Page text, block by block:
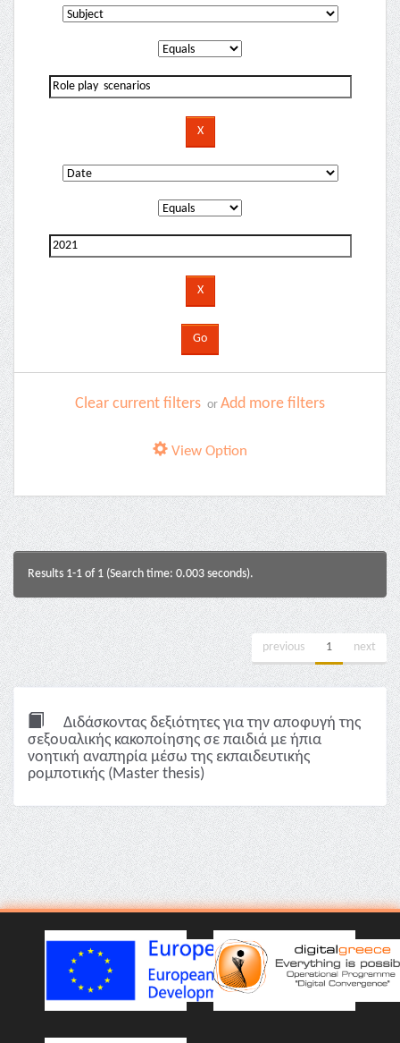
Clear current filters or Add more filters
View Option
Results 1-1 of 1 (Search time: 0.003 seconds).
previous 1 next
Διδάσκοντας δεξιότητες για την αποφυγή της
σεξουαλικής κακοποίησης σε παιδιά με ήπια
νοητική αναπηρία μέσω της εκπαιδευτικής
ρομποτικής (Master thesis)